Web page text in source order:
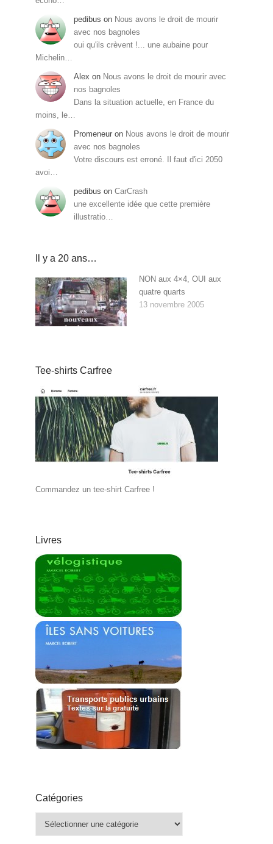
pedibus on Nous avons le droit de mourir
avec nos bagnoles
oui qu'ils crèvent !... une aubaine pour
Michelin…
Alex on Nous avons le droit de mourir avec
nos bagnoles
Dans la situation actuelle, en France du
moins, le…
Promeneur on Nous avons le droit de mourir
avec nos bagnoles
Votre discours est erroné. Il faut d'ici 2050
avoi…
pedibus on CarCrash
une excellente idée que cette première
illustratio…
Il y a 20 ans…
NON aux 4×4, OUI aux
quatre quarts
13 novembre 2005
Tee-shirts Carfree
Commandez un tee-shirt Carfree !
Livres
Catégories